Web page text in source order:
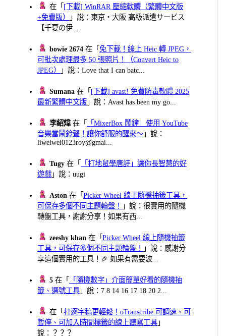
在「 [下載] WinRAR 壓縮軟體（繁體中文版
+免費版）
」說：東京・大阪 高級派遣サービス
【千夏の伊...
bowie 2674 在「免下載！線上 Heic 轉 JPEG，
可批次處理最多 50 張照片！（Convert Heic to
JPEG）
」說：Love that I can batc...
Sumana 在「 [下載] avast! 免費防毒軟體 2025
最新繁體中文版 」說：Avast has been my go...
李紹煒在「
「MixerBox 鬧鐘」使用 YouTube
音樂當鬧鈴聲！讓你舒服的醒來～ 」說：
liweiwei0123roy@gmai...
Tugy 在「
「打地鼠學唐詩」讓你長智慧的好
遊戲 」說：uugi
Aston 在「Picker Wheel 線上隨機抽籤工具，
可保存多個不同主題輪盤！
」說：很實用的隨機
轉盤工具，謝謝分享！如果有西...
zeeshy khan 在「Picker Wheel 線上隨機抽籤
工具，可保存多個不同主題輪盤！
」說：感謝分
享這個實用的工具！🎉 如果有需要波...
5 在「
「隨機數字」介面簡單好看的隨機抽
籤、選號工具 」說：7 8 14 16 17 18 20 2...
在「打逐字稿更輕鬆！oTranscribe 可調速、可
暫停、可加入時間標籤的線上聽寫工具 」
說：？？？